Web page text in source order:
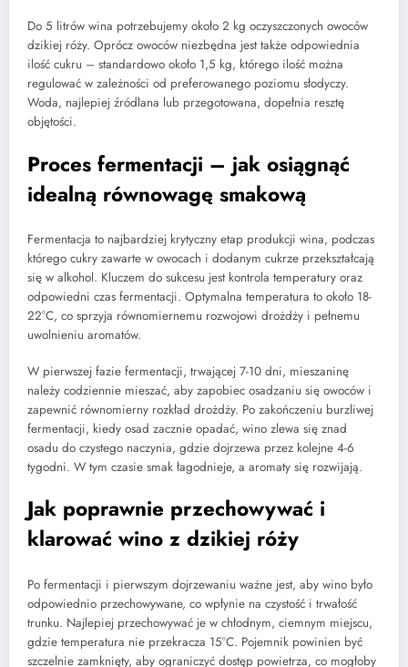
Do 5 litrów wina potrzebujemy około 2 kg oczyszczonych owoców
dzikiej róży. Oprócz owoców niezbędna jest także odpowiednia
ilość cukru – standardowo około 1,5 kg, którego ilość można
regulować w zależności od preferowanego poziomu słodyczy.
Woda, najlepiej źródlana lub przegotowana, dopełnia resztę
objętości.
Proces fermentacji – jak osiągnąć
idealną równowagę smakową
Fermentacja to najbardziej krytyczny etap produkcji wina, podczas
którego cukry zawarte w owocach i dodanym cukrze przekształcają
się w alkohol. Kluczem do sukcesu jest kontrola temperatury oraz
odpowiedni czas fermentacji. Optymalna temperatura to około 18-
22°C, co sprzyja równomiernemu rozwojowi drożdży i pełnemu
uwolnieniu aromatów.
W pierwszej fazie fermentacji, trwającej 7-10 dni, mieszaninę
należy codziennie mieszać, aby zapobiec osadzaniu się owoców i
zapewnić równomierny rozkład drożdży. Po zakończeniu burzliwej
fermentacji, kiedy osad zacznie opadać, wino zlewa się znad
osadu do czystego naczynia, gdzie dojrzewa przez kolejne 4-6
tygodni. W tym czasie smak łagodnieje, a aromaty się rozwijają.
Jak poprawnie przechowywać i
klarować wino z dzikiej róży
Po fermentacji i pierwszym dojrzewaniu ważne jest, aby wino było
odpowiednio przechowywane, co wpłynie na czystość i trwałość
trunku. Najlepiej przechowywać je w chłodnym, ciemnym miejscu,
gdzie temperatura nie przekracza 15°C. Pojemnik powinien być
szczelnie zamknięty, aby ograniczyć dostęp powietrza, co mogłoby